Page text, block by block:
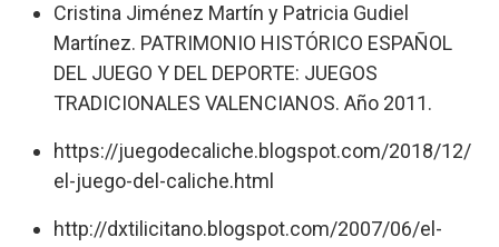
Cristina Jiménez Martín y Patricia Gudiel
Martínez. PATRIMONIO HISTÓRICO ESPAÑOL
DEL JUEGO Y DEL DEPORTE: JUEGOS
TRADICIONALES VALENCIANOS. Año 2011.
https://juegodecaliche.blogspot.com/2018/12/
el-juego-del-caliche.html
http://dxtilicitano.blogspot.com/2007/06/el-